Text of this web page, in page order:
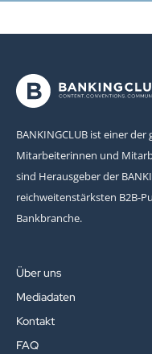
BANKINGCLUB ist einer
Mitarbeiterinnen und
sind Herausgeber der
reichweitenstärksten B2B-
Bankbranche.
Über uns
Mediadaten
Kontakt
FAQ